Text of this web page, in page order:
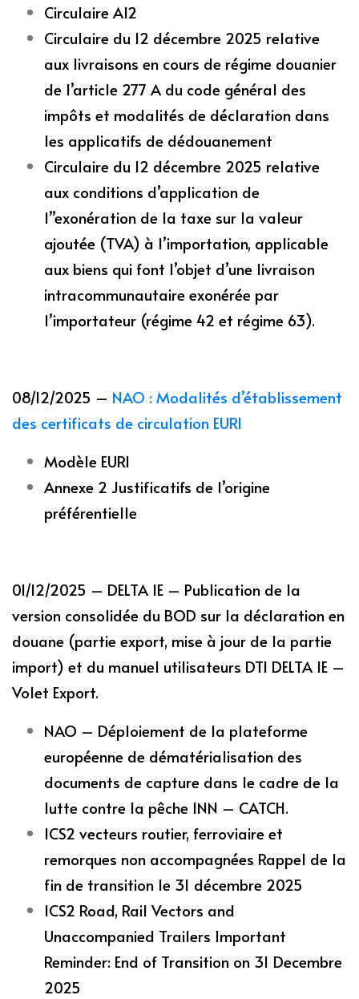
Circulaire AI2
Circulaire du 12 décembre 2025 relative
aux livraisons en cours de régime douanier
de l’article 277 A du code général des
impôts et modalités de déclaration dans
les applicatifs de dédouanement
Circulaire du 12 décembre 2025 relative
aux conditions d’application de
l’’exonération de la taxe sur la valeur
ajoutée (TVA) à l’importation, applicable
aux biens qui font l’objet d’une livraison
intracommunautaire exonérée par
l’importateur (régime 42 et régime 63).
08/12/2025 – NAO : Modalités d’établissement
des certificats de circulation EUR1
Modèle EUR1
Annexe 2 Justificatifs de l’origine
préférentielle
01/12/2025 – DELTA IE – Publication de la
version consolidée du BOD sur la déclaration en
douane (partie export, mise à jour de la partie
import) et du manuel utilisateurs DTI DELTA IE –
Volet Export.
NAO – Déploiement de la plateforme
européenne de dématérialisation des
documents de capture dans le cadre de la
lutte contre la pêche INN – CATCH.
ICS2 vecteurs routier, ferroviaire et
remorques non accompagnées Rappel de la
fin de transition le 31 décembre 2025
ICS2 Road, Rail Vectors and
Unaccompanied Trailers Important
Reminder: End of Transition on 31 Decembre
2025